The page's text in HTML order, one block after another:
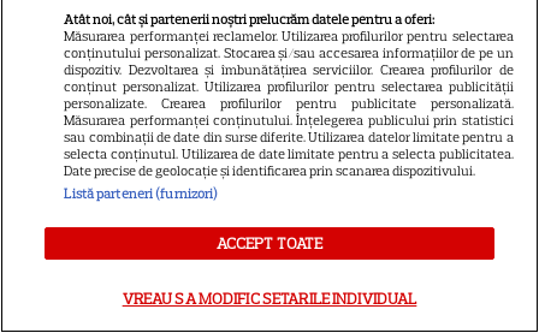
9
Meryl Streep, gest
impresionant pentru Anne
Hathaway și Emily Blunt la
„Diavolul se îmbracă de la
Prada 2”. Ce salarii ar fi primit
actrițele
VEDETE STRĂINE
Tom Holland, decizie radicală
pentru noul său film! Ce
Atât noi, cât și partenerii noștri prelucrăm datele pentru a oferi:
Măsurarea performanței reclamelor. Utilizarea profilurilor pentru selectarea
conținutului personalizat. Stocarea și/sau accesarea informațiilor de pe un
dispozitiv. Dezvoltarea și îmbunătățirea serviciilor. Crearea profilurilor de
conținut personalizat. Utilizarea profilurilor pentru selectarea publicității
personalizate. Crearea profilurilor pentru publicitate personalizată.
Măsurarea performanței conținutului. Înțelegerea publicului prin statistici
sau combinații de date din surse diferite. Utilizarea datelor limitate pentru a
selecta conținutul. Utilizarea de date limitate pentru a selecta publicitatea.
Date precise de geolocație și identificarea prin scanarea dispozitivului.
Listă parteneri (furnizori)
ACCEPT TOATE
VREAU SA MODIFIC SETARILE INDIVIDUAL